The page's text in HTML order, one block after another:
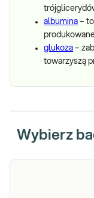
albumina –
glukoza –
towarzyszą
Wybierz